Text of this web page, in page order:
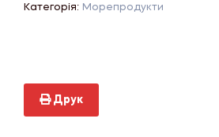
Категорія: Морепродукти
Друк